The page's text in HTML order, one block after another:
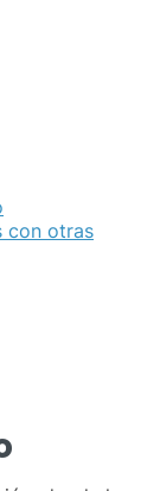
con otras